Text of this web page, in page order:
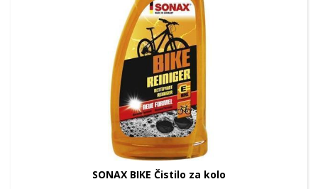
SONAX BIKE Čistilo za kolo